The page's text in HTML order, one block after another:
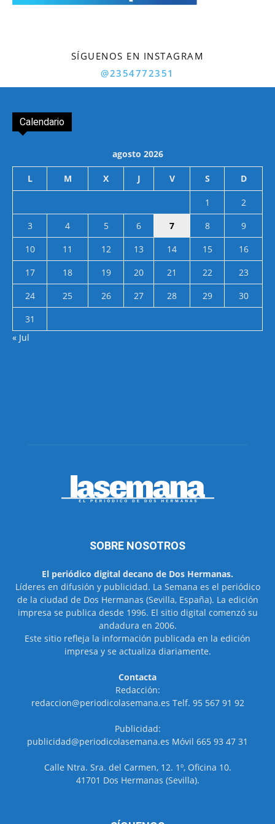
SÍGUENOS EN INSTAGRAM
@2354772351
Calendario
agosto 2026
L M X J V S D
1
2
3
4 5 6 7 8
9
10
11 12 13 14 15
16
17
18 19 20 21 22
23
24
25 26 27 28 29
30
31
« Jul
SOBRE NOSOTROS
El periódico digital decano de Dos Hermanas.
Líderes en difusión y publicidad. La Semana es el periódico
de la ciudad de Dos Hermanas (Sevilla, España). La edición
impresa se publica desde 1996. El sitio digital comenzó su
andadura en 2006.
Este sitio refleja la información publicada en la edición
impresa y se actualiza diariamente.
Contacta
Redacción:
redaccion@periodicolasemana.es Telf. 95 567 91 92
Publicidad:
publicidad@periodicolasemana.es Móvil 665 93 47 31
Calle Ntra. Sra. del Carmen, 12. 1º, Oficina 10.
41701 Dos Hermanas (Sevilla).